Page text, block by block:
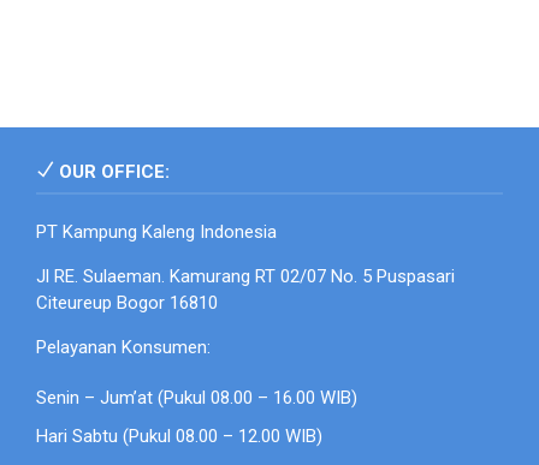
OUR OFFICE:
PT Kampung Kaleng Indonesia
Jl RE. Sulaeman. Kamurang RT 02/07 No. 5 Puspasari
Citeureup Bogor 16810
Pelayanan Konsumen:
Senin – Jum’at (Pukul 08.00 – 16.00 WIB)
Hari Sabtu (Pukul 08.00 – 12.00 WIB)